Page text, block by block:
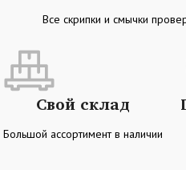
Все скрипки и смычки
Свой склад
Большой ассортимент в наличии